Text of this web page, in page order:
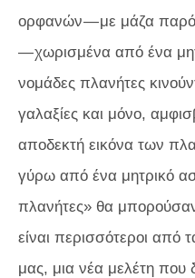
ορφανών — με μάζα
— χωρισμένα από ένα
νομάδες πλανήτες
γαλαξίες και μόνο,
αποδεκτή εικόνα των
γύρω από ένα μητρικό
πλανήτες» θα
είναι περισσότεροι από
μας, μια νέα μελέτη που